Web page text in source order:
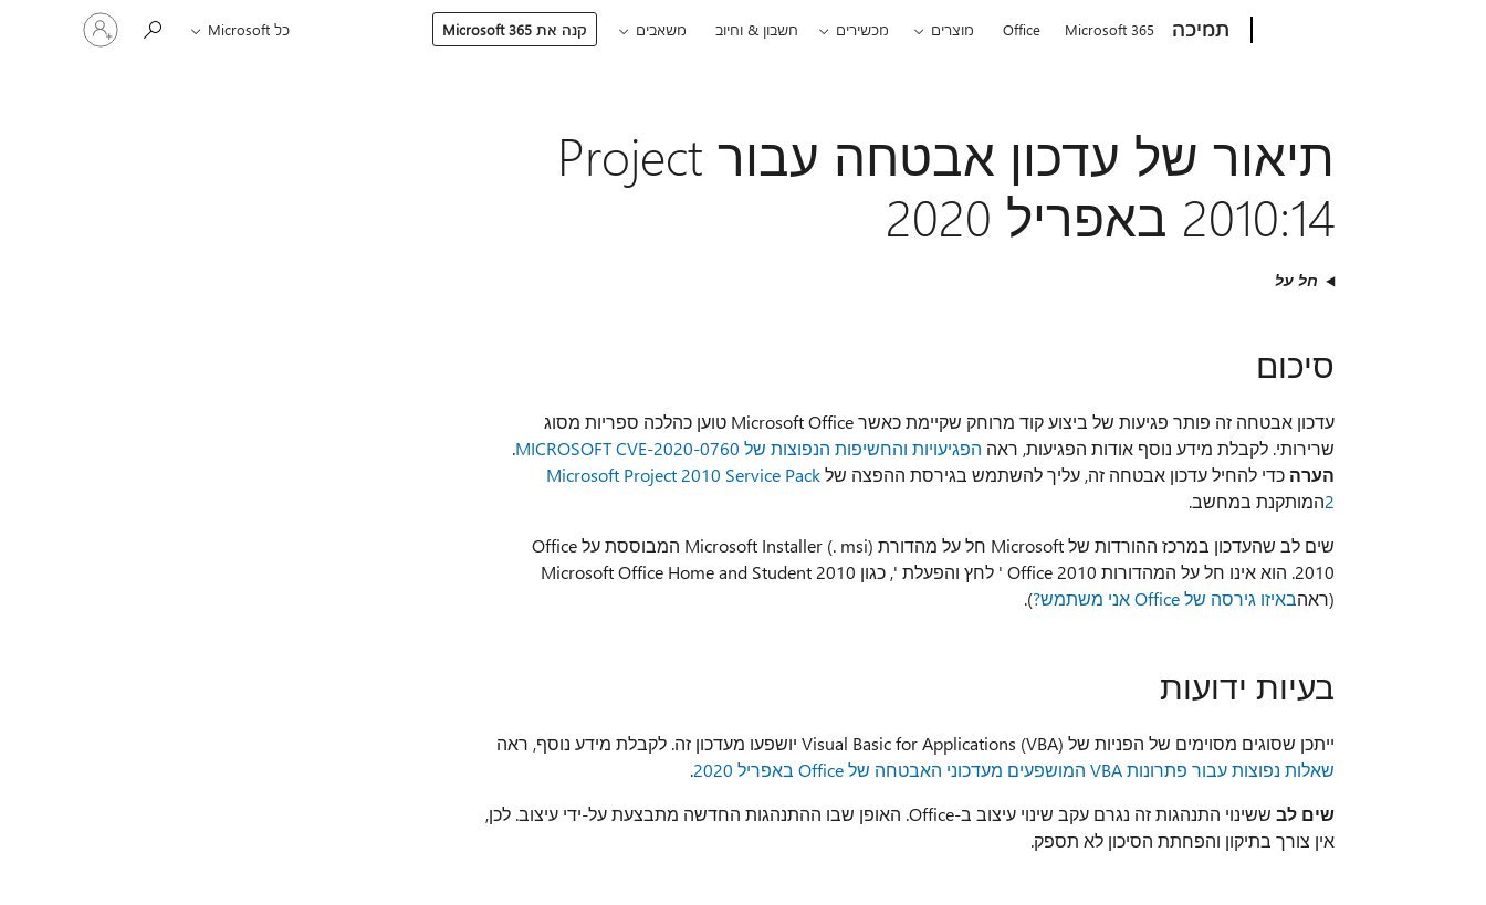
תמיכה Microsoft 365
Office מוצרים מכשירים חשבון & וחיוב משאבים קנה את Microsoft 365 כל Microsoft
היכנס
לחשבון
שלך
תיאור של עדכון אבטחה עבור Project
2010:14 באפריל 2020
חל על
סיכום
עדכון אבטחה זה פותר פגיעות של ביצוע קוד מרוחק שקיימת כאשר Microsoft Office טוען כהלכה ספריות מסוג
שרירותי. לקבלת מידע נוסף אודות הפגיעות, ראה הפגיעויות והחשיפות הנפוצות של MICROSOFT CVE-2020-0760
.
הערה כדי להחיל עדכון אבטחה זה, עליך להשתמש בגירסת ההפצה שלMicrosoft Project 2010 Service Pack
2המותקנת במחשב.
שים לב שהעדכון במרכז ההורדות של Microsoft חל על מהדורת Microsoft Installer (. msi) המבוססת על Office
2010. הוא אינו חל על המהדורות Office 2010 ' לחץ והפעלת ', כגון Microsoft Office Home and Student 2010
(ראהבאיזו גירסה של Office אני משתמש? ).
בעיות ידועות
ייתכן שסוגים מסוימים של הפניות של Visual Basic for Applications (VBA) יושפעו מעדכון זה. לקבלת מידע נוסף, ראה
שאלות נפוצות עבור פתרונות VBA המושפעים מעדכוני האבטחה של Office באפריל 2020
.
שים לב
ששינוי התנהגות זה נגרם עקב שינוי עיצוב ב-Office. האופן שבו ההתנהגות החדשה מתבצעת על-ידי עיצוב. לכן,
אין צורך בתיקון והפחתת הסיכון לא תספק.